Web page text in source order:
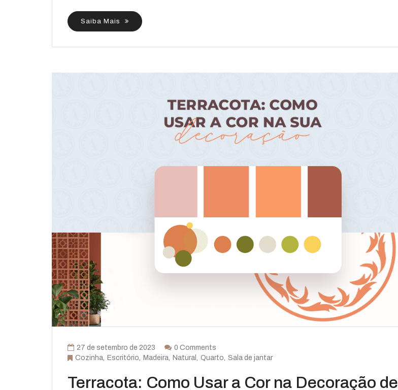
Saiba Mais
27 de setembro de 2023
0 Comments
Cozinha
Escritório Madeira Natural Quarto Sala de jantar
Terracota: Como Usar a Cor na Decoração de